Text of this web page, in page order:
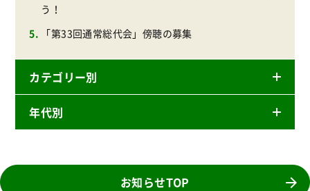
う！
「第33回通常総代会」傍聴の募集
カテゴリー別
ニュースリリース
商品
年代別
お知らせTOP